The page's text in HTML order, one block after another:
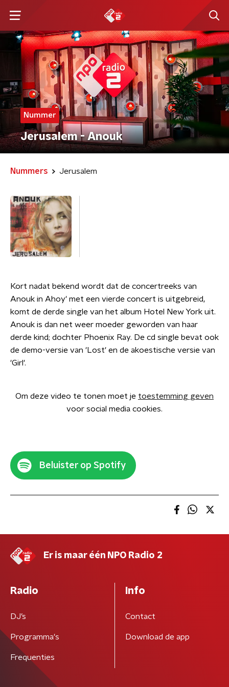
Nummer
Jerusalem - Anouk
Nummers Jerusalem
Kort nadat bekend wordt dat de concertreeks van
Anouk in Ahoy' met een vierde concert is uitgebreid,
komt de derde single van het album Hotel New York uit.
Anouk is dan net weer moeder geworden van haar
derde kind; dochter Phoenix Ray. De cd single bevat ook
de demo-versie van 'Lost' en de akoestische versie van
'Girl'.
Om deze video te tonen moet je toestemming geven
voor social media cookies.
Beluister op Spotify
Er is maar één NPO Radio 2
Radio
DJ’s
Programma's
Frequenties
Info
Contact
Download de app